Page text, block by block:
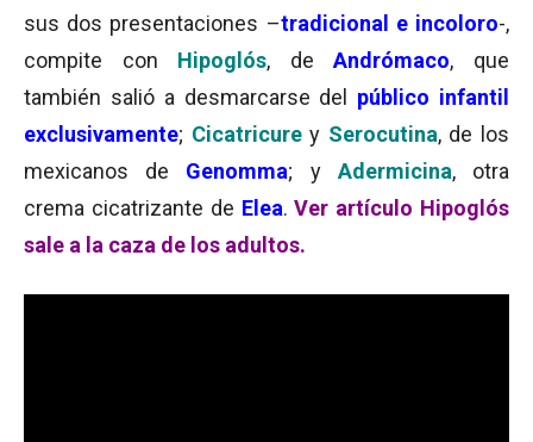
sus dos presentaciones –tradicional e incoloro-,
compite con Hipoglós, deAndrómaco, que
también salió a desmarcarse del público infantil
exclusivamente; Cicatricurey Serocutina, de los
mexicanos de Genomma; y Adermicina, otra
crema cicatrizante de Elea.Ver artículo Hipoglós
sale a la caza de los adultos.